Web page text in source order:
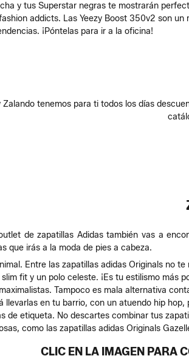
y tus Superstar negras te mostrarán
addicts. Las Yeezy Boost 350v2 son
¡Póntelas para ir a la oficina!
Zalando tenemos para ti todos los días
de zapatillas Adidas también vas a
que irás a la moda de pies a cabeza.
Entre las zapatillas adidas Originals no
fit y un polo celeste. ¡Es tu estilismo más
Tampoco es mala alternativa
llevarlas en tu barrio, con un atuendo hip
de etiqueta. No descartes combinar tus
como las zapatillas adidas Originals
CLIC EN LA IMAGEN PARA